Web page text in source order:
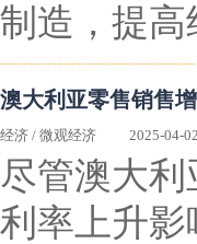
制造，提
澳大利亚零售销售
经济 / 微观经济 2025-04-
尽管澳大
利率上升